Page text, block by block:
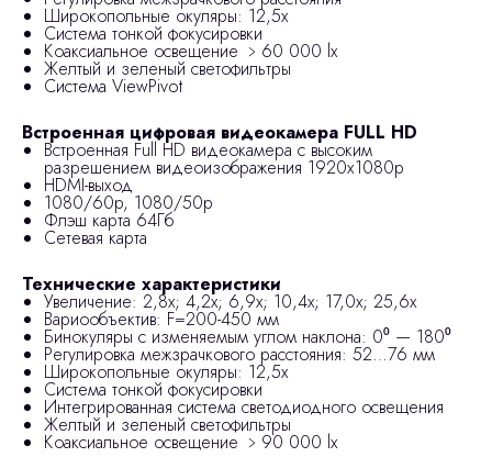
Широкопольные окуляры: 12,5х
Система тонкой фокусировки
Коаксиальное освещение ﹥60 000 lx
Желтый и зеленый светофильтры
Система ViewPivot
Встроенная цифровая видеокамера FULL HD
Встроенная Full HD видеокамера с высоким
разрешением видеоизображения 1920х1080p
HDMI-выход
1080/60p, 1080/50p
Флэш карта 64Гб
Сетевая карта
Технические характеристики
Увеличение: 2,8x; 4,2x; 6,9x; 10,4x; 17,0x; 25,6x
Вариообъектив: F=200-450 мм
Бинокуляры с изменяемым углом наклона: 0⁰ — 180⁰
Регулировка межзрачкового расстояния: 52…76 мм
Широкопольные окуляры: 12,5х
Система тонкой фокусировки
Интегрированная система светодиодного освещения
Желтый и зеленый светофильтры
Коаксиальное освещение ﹥90 000 lx